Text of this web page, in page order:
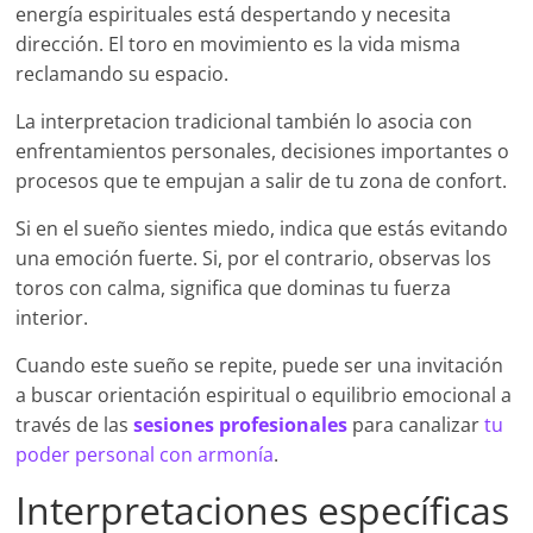
energía espirituales está despertando y necesita
dirección. El toro en movimiento es la vida misma
reclamando su espacio.
La interpretacion tradicional también lo asocia con
enfrentamientos personales, decisiones importantes o
procesos que te empujan a salir de tu zona de confort.
Si en el sueño sientes miedo, indica que estás evitando
una emoción fuerte. Si, por el contrario, observas los
toros con calma, significa que dominas tu fuerza
interior.
Cuando este sueño se repite, puede ser una invitación
a buscar orientación espiritual o equilibrio emocional a
través de lassesiones profesionales para canalizartu
poder personal con armonía.
Interpretaciones específicas